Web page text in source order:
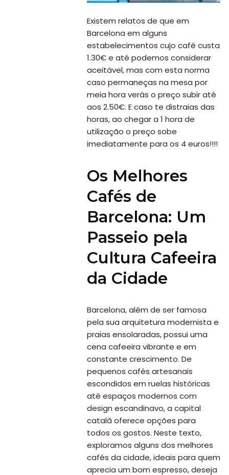
Existem relatos de que em
Barcelona em alguns
estabelecimentos cujo café custa
1.30€ e até podemos considerar
aceitável, mas com esta norma
caso permaneças na mesa por
meia hora verás o preço subir até
aos 2.50€. E caso te distraias das
horas, ao chegar a 1 hora de
utilização o preço sobe
imediatamente para os 4 euros!!!!
Os Melhores
Cafés de
Barcelona: Um
Passeio pela
Cultura Cafeeira
da Cidade
Barcelona, além de ser famosa
pela sua arquitetura modernista e
praias ensolaradas, possui uma
cena cafeeira vibrante e em
constante crescimento. De
pequenos cafés artesanais
escondidos em ruelas históricas
até espaços modernos com
design escandinavo, a capital
catalã oferece opções para
todos os gostos. Neste texto,
exploramos alguns dos melhores
cafés da cidade, ideais para quem
aprecia um bom espresso, deseja